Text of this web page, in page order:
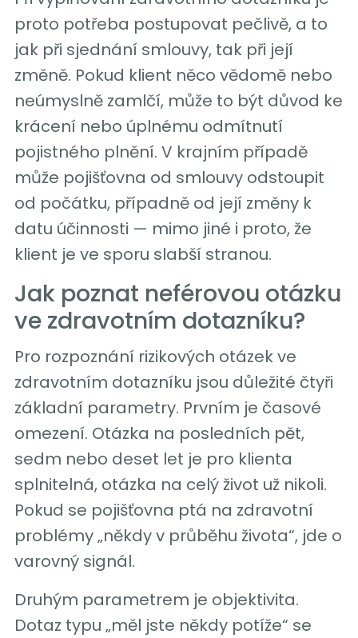
proto potřeba postupovat pečlivě, a to
jak při sjednání smlouvy, tak při její
změně. Pokud klient něco vědomě nebo
neúmyslně zamlčí, může to být důvod ke
krácení nebo úplnému odmítnutí
pojistného plnění. V krajním případě
může pojišťovna od smlouvy odstoupit
od počátku, případně od její změny k
datu účinnosti — mimo jiné i proto, že
klient je ve sporu slabší stranou.
Jak poznat neférovou otázku
ve zdravotním dotazníku?
Pro rozpoznání rizikových otázek ve
zdravotním dotazníku jsou důležité čtyři
základní parametry. Prvním je časové
omezení. Otázka na posledních pět,
sedm nebo deset let je pro klienta
splnitelná, otázka na celý život už nikoli.
Pokud se pojišťovna ptá na zdravotní
problémy „někdy v průběhu života“, jde o
varovný signál.
Druhým parametrem je objektivita.
Dotaz typu „měl jste někdy potíže“ se